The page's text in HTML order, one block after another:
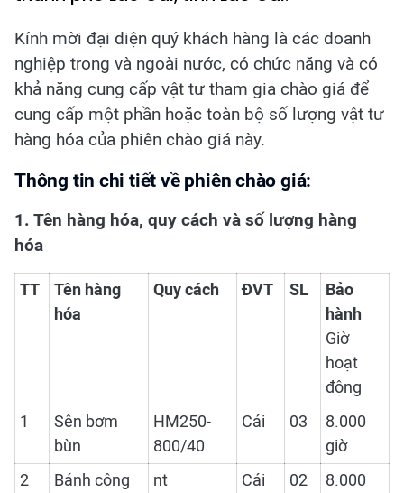
Kính mời đại diện quý khách hàng là các doanh
nghiệp trong và ngoài nước, có chức năng và có
khả năng cung cấp vật tư tham gia chào giá để
cung cấp một phần hoặc toàn bộ số lượng vật tư
hàng hóa của phiên chào giá này.
Thông tin chi tiết về phiên chào giá:
1. Tên hàng hóa, quy cách và số lượng hàng
hóa
TT
Tên hàng
hóa
Quy cách ĐVT SL
Bảo
hành
Giờ
hoạt
động
1
Sên bơm
bùn
HM250-
800/40
Cái 03
8.000
giờ
2
Bánh công
nt Cái 02
8.000